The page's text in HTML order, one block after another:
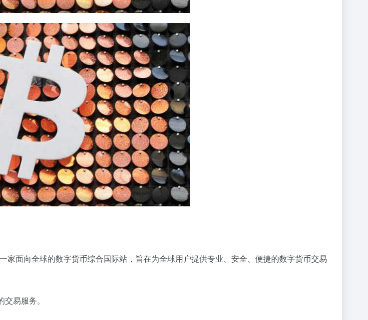
面向全球的数字货币综合国际站，旨在为全球用户提供专业、安全、便捷的数字货币交易
易服务。